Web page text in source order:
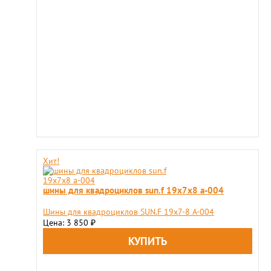
Хит!
шины для квадроциклов sun.f 19х7х8 a-004
Шины для квадроциклов SUN.F 19х7-8 A-004
Цена: 3 850 ₽